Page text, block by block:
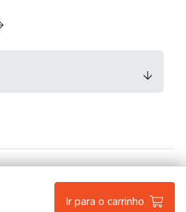
Ir para o carrinho